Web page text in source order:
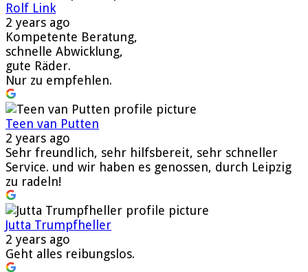
Rolf Link
2 years ago
Kompetente Beratung,
schnelle Abwicklung,
gute Räder.
Nur zu empfehlen.
Teen van Putten
2 years ago
Sehr freundlich, sehr hilfsbereit, sehr schneller
Service. und wir haben es genossen, durch Leipzig
zu radeln!
Jutta Trumpfheller
2 years ago
Geht alles reibungslos.